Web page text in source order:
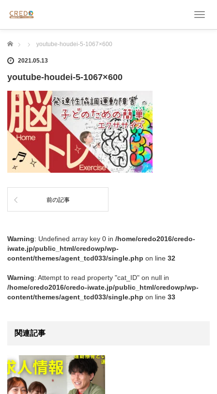
T
ホーム youtube-houdei-5-1067×600
2021.05.13
youtube-houdei-5-1067×600
前の記事
Warning: Undefined array key 0 in /home/credo2016/credo-
iwate.jp/public_html/credowp/wp-
content/themes/agent_tcd033/single.php on line 32
Warning: Attempt to read property "cat_ID" on null in
/home/credo2016/credo-iwate.jp/public_html/credowp/wp-
content/themes/agent_tcd033/single.php on line 33
関連記事